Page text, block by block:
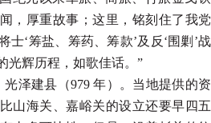
，厚重故事；这里，铭刻住了我党
士‘筹盐、筹药、筹款’及反‘围剿’战
光辉历程，如歌佳话。”
光泽建县（979 年）。当地提供的资
山海关、嘉峪关的设立还要早四五